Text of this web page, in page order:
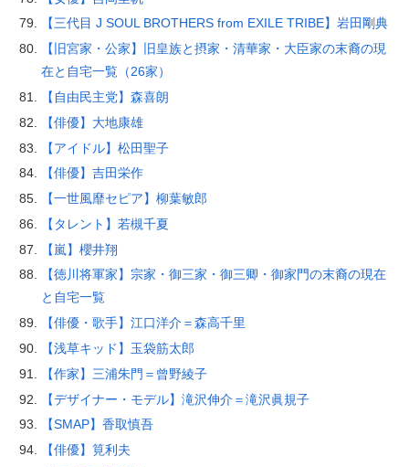
【三代目 J SOUL BROTHERS from EXILE TRIBE】岩田剛典
【旧宮家・公家】旧皇族と摂家・清華家・大臣家の末裔の現
在と自宅一覧（26家）
【自由民主党】森喜朗
【俳優】大地康雄
【アイドル】松田聖子
【俳優】吉田栄作
【一世風靡セピア】柳葉敏郎
【タレント】若槻千夏
【嵐】櫻井翔
【徳川将軍家】宗家・御三家・御三卿・御家門の末裔の現在
と自宅一覧
【俳優・歌手】江口洋介＝森高千里
【浅草キッド】玉袋筋太郎
【作家】三浦朱門＝曾野綾子
【デザイナー・モデル】滝沢伸介＝滝沢眞規子
【SMAP】香取慎吾
【俳優】筧利夫